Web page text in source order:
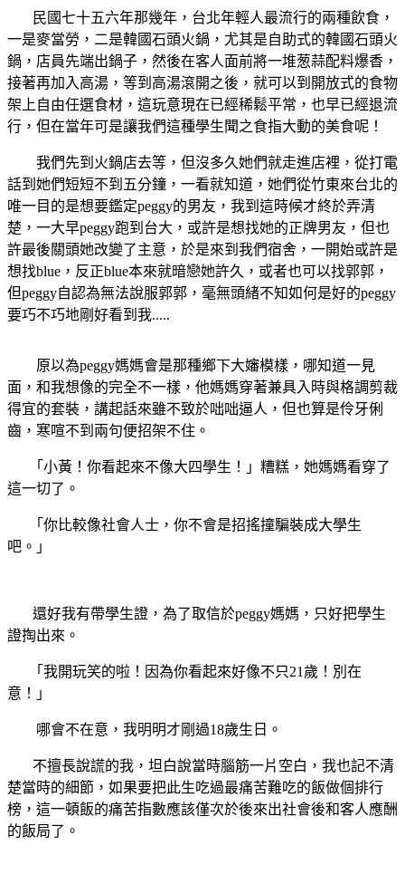
民國七十五六年那幾年，台北年輕人最流行的兩種飲食，
一是麥當勞，二是韓國石頭火鍋，尤其是自助式的韓國石頭火
鍋，店員先端出鍋子，然後在客人面前將一堆葱蒜配料爆香，
接著再加入高湯，等到高湯滾開之後，就可以到開放式的食物
架上自由任選食材，這玩意現在已經稀鬆平常，也早已經退流
行，但在當年可是讓我們這種學生聞之食指大動的美食呢！
我們先到火鍋店去等，但沒多久她們就走進店裡，從打電
話到她們短短不到五分鐘，一看就知道，她們從竹東來台北的
唯一目的是想要鑑定peggy的男友，我到這時候才終於弄清
楚，一大早peggy跑到台大，或許是想找她的正牌男友，但也
許最後關頭她改變了主意，於是來到我們宿舍，一開始或許是
想找blue ，反正blue本來就暗戀她許久，或者也可以找郭郭，
但peggy自認為無法說服郭郭，毫無頭緒不知如何是好的peggy
要巧不巧地剛好看到我.....
原以為peggy媽媽會是那種鄉下大嬸模樣，哪知道一見
面，和我想像的完全不一樣，他媽媽穿著兼具入時與格調剪裁
得宜的套裝，講起話來雖不致於咄咄逼人，但也算是伶牙俐
齒，寒喧不到兩句便招架不住。
「小黃！你看起來不像大四學生！」糟糕，她媽媽看穿了
這一切了。
「你比較像社會人士，你不會是招搖撞騙裝成大學生
吧。」
還好我有帶學生證，為了取信於peggy媽媽，只好把學生
證掏出來。
「我開玩笑的啦！因為你看起來好像不只21 歲！別在
意！」
哪會不在意，我明明才剛過18歲生日。
不擅長說謊的我，坦白說當時腦筋一片空白，我也記不清
楚當時的細節，如果要把此生吃過最痛苦難吃的飯做個排行
榜，這一頓飯的痛苦指數應該僅次於後來出社會後和客人應酬
的飯局了。